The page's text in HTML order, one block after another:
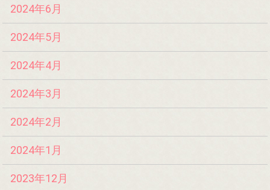
2024年6月
2024年5月
2024年4月
2024年3月
2024年2月
2024年1月
2023年12月